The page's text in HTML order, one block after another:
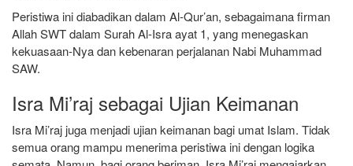
Peristiwa ini diabadikan dalam Al-Qur’an, sebagaimana firman
Allah SWT dalam Surah Al-Isra ayat 1, yang menegaskan
kekuasaan-Nya dan kebenaran perjalanan Nabi Muhammad
SAW.
Isra Mi’raj sebagai Ujian Keimanan
Isra Mi’raj juga menjadi ujian keimanan bagi umat Islam. Tidak
semua orang mampu menerima peristiwa ini dengan logika